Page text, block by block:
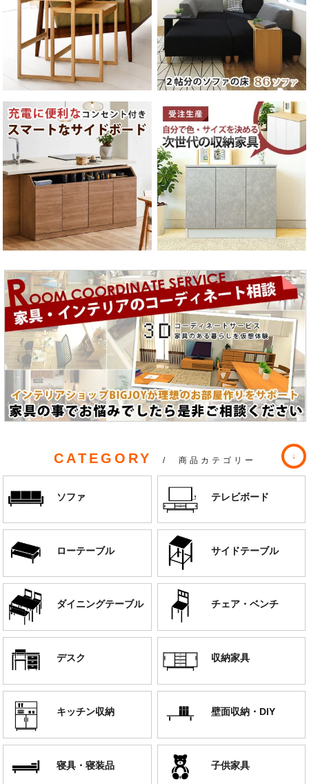
CATEGORY / 商品カテゴリー
ソファ テレビボード
ローテーブル サイドテーブル
ダイニングテーブル チェア・ベンチ
デスク 収納家具
キッチン収納 壁面収納・DIY
寝具・寝装品 子供家具